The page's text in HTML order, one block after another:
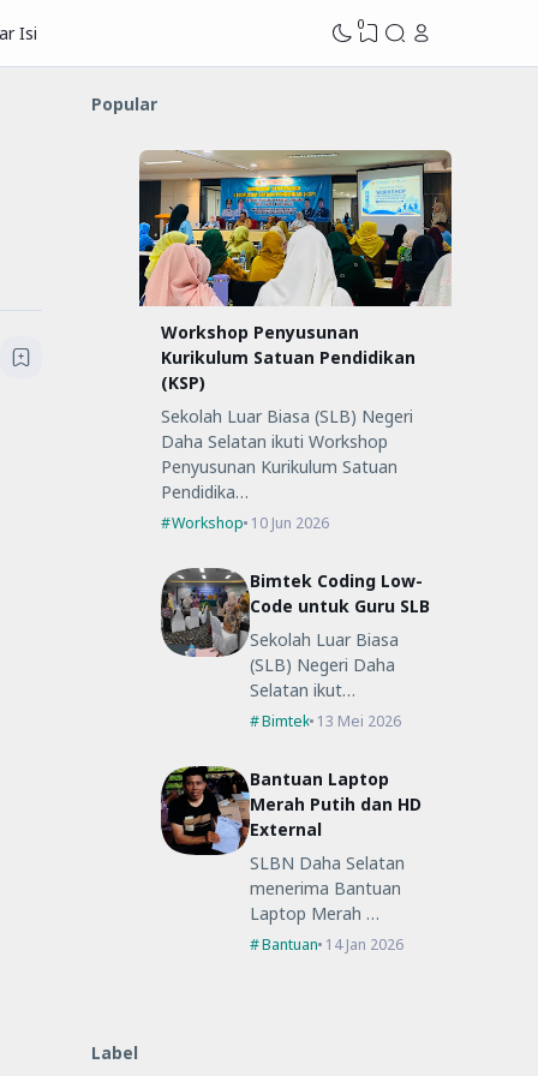
Isi 0
Popular
Workshop Penyusunan
Kurikulum Satuan Pendidikan
(KSP)
Sekolah Luar Biasa (SLB) Negeri
Daha Selatan ikuti Workshop
Penyusunan Kurikulum Satuan
Pendidika…
Workshop 10 Jun 2026
Bimtek Coding Low-
Code untuk Guru SLB
Sekolah Luar Biasa
(SLB) Negeri Daha
Selatan ikut…
Bimtek 13 Mei 2026
Bantuan Laptop
Merah Putih dan HD
External
SLBN Daha Selatan
menerima Bantuan
Laptop Merah …
Bantuan 14 Jan 2026
Label